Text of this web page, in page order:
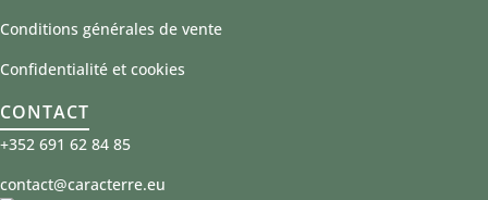
Conditions générales de vente
Confidentialité et cookies
CONTACT
+352 691 62 84 85
contact@caracterre.eu